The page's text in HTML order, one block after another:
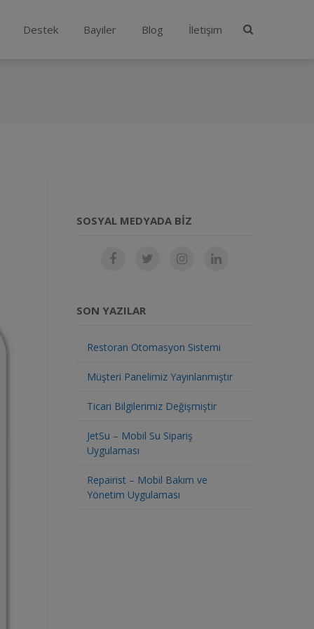
Destek Bayiler Blog İletişim
SOSYAL MEDYADA BIZ
SON YAZILAR
Restoran Otomasyon Sistemi
Müşteri Panelimiz Yayınlanmıştır
Ticari Bilgilerimiz Değişmiştir
JetSu – Mobil Su Sipariş
Uygulaması
Repairist – Mobil Bakım ve
Yönetim Uygulaması